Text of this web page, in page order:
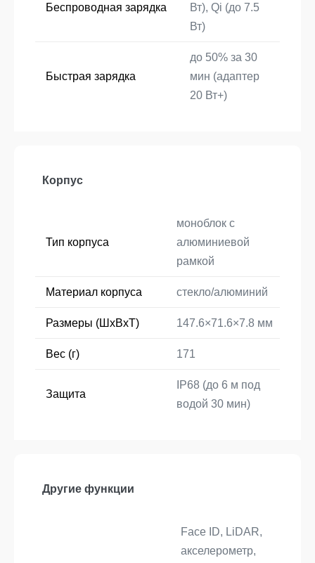
Беспроводная зарядка
Вт), Qi (до 7.5
Вт)
Быстрая зарядка
до 50% за 30
мин (адаптер
20 Вт+)
Корпус
Тип корпуса
моноблок с
алюминиевой
рамкой
Материал корпуса стекло/алюминий
Размеры (ШxВxТ) 147.6×71.6×7.8 мм
Вес (г) 171
Защита
IP68 (до 6 м под
водой 30 мин)
Другие функции
Face ID, LiDAR,
акселерометр,